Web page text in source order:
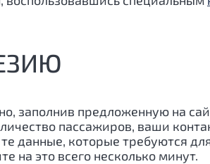
заполнив предложенную на
пассажиров, ваши
которые требуются для
на это всего несколько минут.